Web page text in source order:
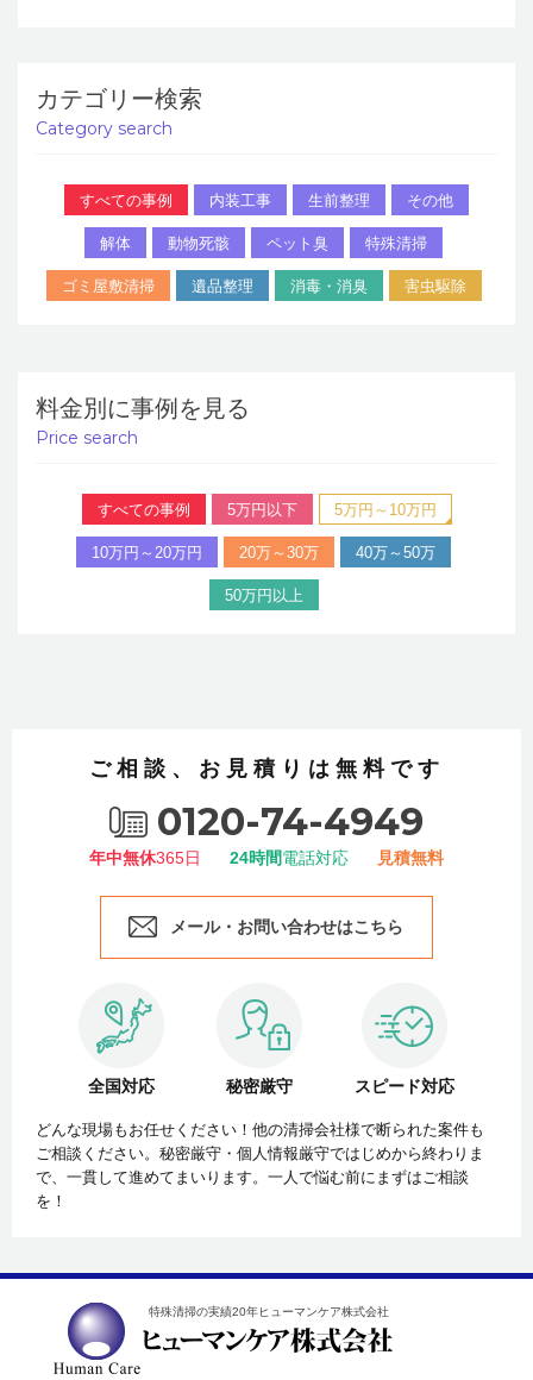
カテゴリー検索
Category search
すべての事例 内装工事 生前整理 その他
解体 動物死骸 ペット臭 特殊清掃
ゴミ屋敷清掃 遺品整理 消毒・消臭 害虫駆除
料金別に事例を見る
Price search
すべての事例 5万円以下 5万円～10万円
10万円～20万円 20万～30万 40万～50万
50万円以上
ご相談、お見積りは無料です
0120-74-4949
年中無休365日 24時間電話対応 見積無料
メール・お問い合わせはこちら
全国対応 秘密厳守 スピード対応
どんな現場もお任せください！他の清掃会社様で断られた案件も
ご相談ください。秘密厳守・個人情報厳守ではじめから終わりま
で、一貫して進めてまいります。一人で悩む前にまずはご相談
を！
特殊清掃の実績20年ヒューマンケア株式会社